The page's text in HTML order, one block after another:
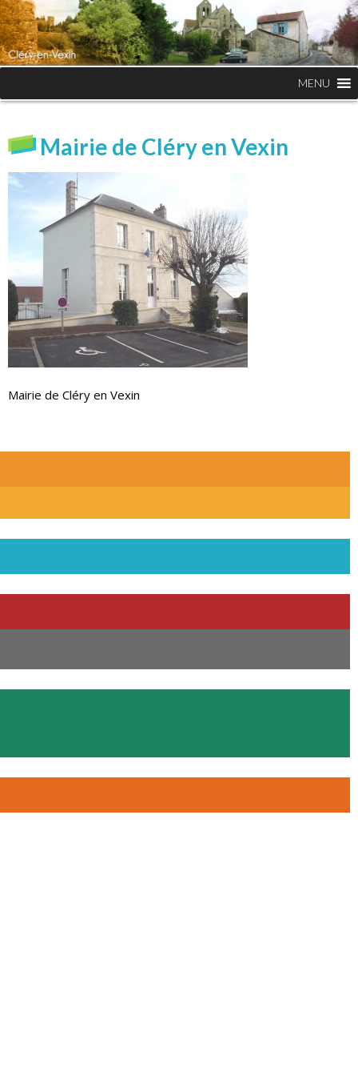
MENU
Mairie de Cléry en Vexin
Mairie de Cléry en Vexin